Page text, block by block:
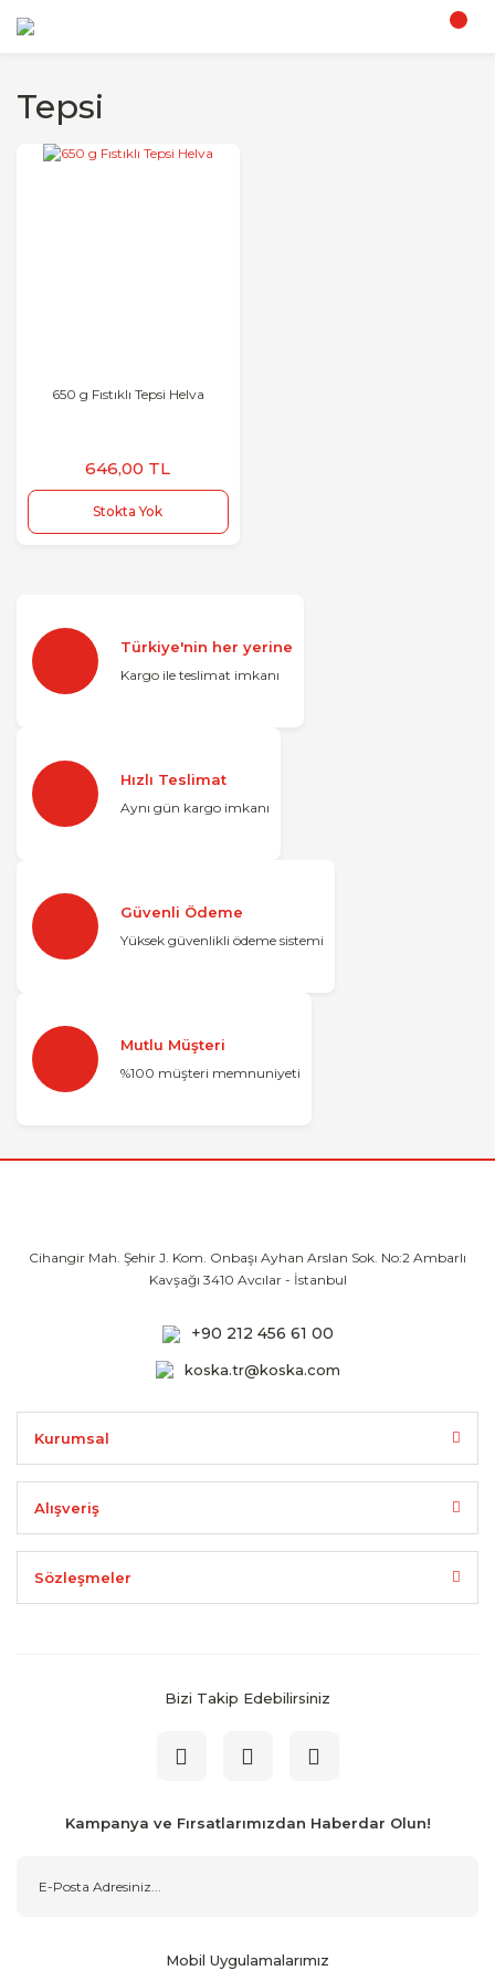
Tepsi
650 g Fıstıklı Tepsi Helva
646,00 TL
Stokta Yok
Türkiye'nin her yerine
Kargo ile teslimat imkanı
Hızlı Teslimat
Aynı gün kargo imkanı
Güvenli Ödeme
Yüksek güvenlikli ödeme sistemi
Mutlu Müşteri
%100 müşteri memnuniyeti
Cihangir Mah. Şehir J. Kom. Onbaşı Ayhan Arslan Sok. No:2 Ambarlı
Kavşağı 3410 Avcılar - İstanbul
+90 212 456 61 00
koska.tr@koska.com
Kurumsal
Alışveriş
Sözleşmeler
Bizi Takip Edebilirsiniz
Kampanya ve Fırsatlarımızdan Haberdar Olun!
Mobil Uygulamalarımız